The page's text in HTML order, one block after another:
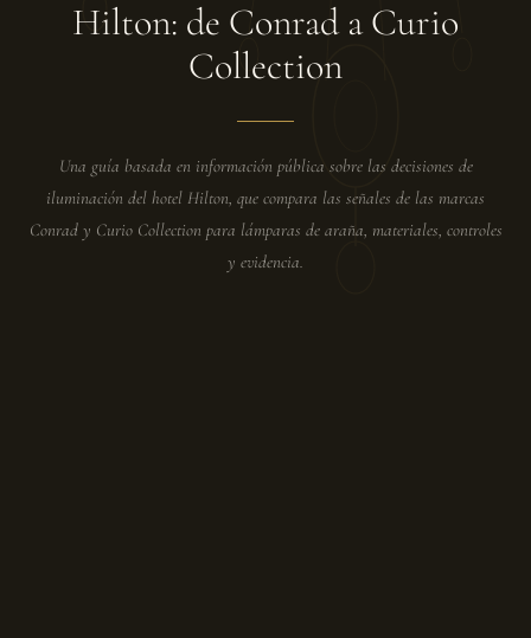
Hilton: de Conrad a Curio
Collection
Una guía basada en información pública sobre las decisiones de
iluminación del hotel Hilton, que compara las señales de las marcas
Conrad y Curio Collection para lámparas de araña, materiales, controles
y evidencia.